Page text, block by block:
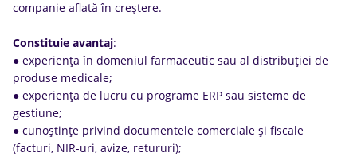
companie aflată în creștere.
Constituie avantaj:
● experiența în domeniul farmaceutic sau al distribuției de
produse medicale;
● experiența de lucru cu programe ERP sau sisteme de
gestiune;
● cunoștințe privind documentele comerciale și fiscale
(facturi, NIR-uri, avize, retururi);